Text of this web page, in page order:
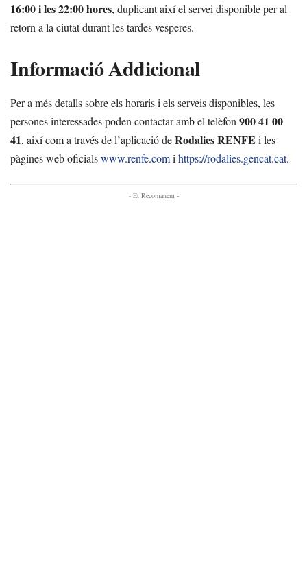
16:00 i les 22:00 hores, duplicant així el servei disponible per al
retorn a la ciutat durant les tardes vesperes.
Informació Addicional
Per a més detalls sobre els horaris i els serveis disponibles, les
persones interessades poden contactar amb el telèfon 900 41 00
41, així com a través de l’aplicació deRodalies RENFE i les
pàgines web oficialswww.renfe.comi https://rodalies.gencat.cat.
- Et Recomanem -